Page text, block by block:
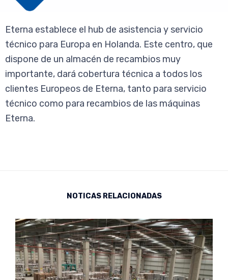
Eterna establece el hub de asistencia y servicio
técnico para Europa en Holanda. Este centro, que
dispone de un almacén de recambios muy
importante, dará cobertura técnica a todos los
clientes Europeos de Eterna, tanto para servicio
técnico como para recambios de las máquinas
Eterna.
NOTICAS RELACIONADAS